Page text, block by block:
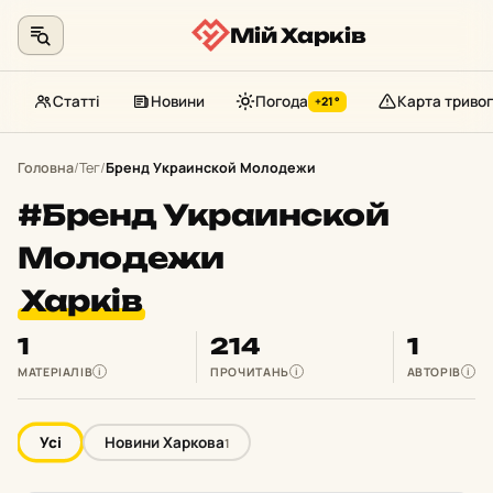
Мій Харків
Статті Новини Погода +21° Карта тривог
Головна/Тег/Бренд Украинской Молодежи
#Бренд Украинской
Молодежи
Харків
1
МАТЕРІАЛІВ i
214
ПРОЧИТАНЬ i
1
АВТОРІВ i
Усі Новини Харкова1